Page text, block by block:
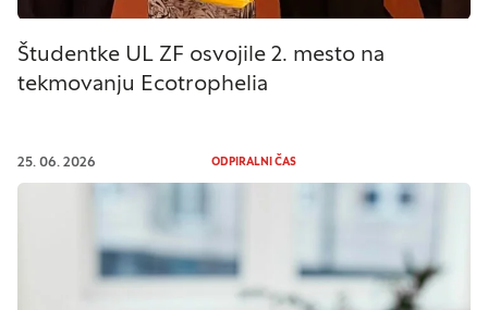
Študentke UL ZF osvojile 2. mesto na
tekmovanju Ecotrophelia
25. 06. 2026 ODPIRALNI ČAS